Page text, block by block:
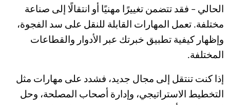
الحالي – فقد تتضمن تغييرًا مهنيًا أو انتقالًا إلى صناعة
مختلفة. تعمل المهارات القابلة للنقل على سد الفجوة،
وإظهار كيفية تطبيق خبرتك عبر الأدوار والقطاعات
المختلفة.
إذا كنت تنتقل إلى مجال جديد، فشدد على مهارات مثل
التخطيط الاستراتيجي، وإدارة أصحاب المصلحة، وحل